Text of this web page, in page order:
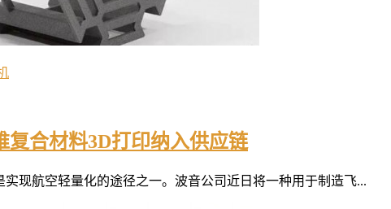
合材料3D打印纳入供应链
现航空轻量化的途径之一。波音公司近日将一种用于制造飞...